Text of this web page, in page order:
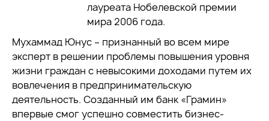
лауреата Нобелевской премии
мира 2006 года.
Мухаммад Юнус – признанный во всем мире
эксперт в решении проблемы повышения уровня
жизни граждан с невысокими доходами путем их
вовлечения в предпринимательскую
деятельность. Созданный им банк «Грамин»
впервые смог успешно совместить бизнес-